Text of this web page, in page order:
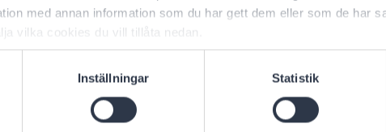
med annan information som du har gett dem eller som de har
vilka cookies du vill tillåta nedan.
Inställningar Statistik